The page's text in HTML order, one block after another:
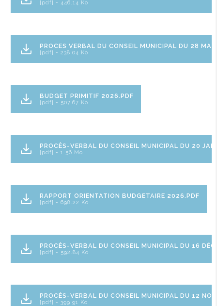
[pdf] - 446.14 Ko
PROCES VERBAL DU CONSEIL MUNICIPAL DU 28
[pdf] - 238.04 Ko
BUDGET PRIMITIF 2026.PDF
[pdf] - 507.67 Ko
PROCÈS-VERBAL DU CONSEIL MUNICIPAL DU 20
[pdf] - 1.56 Mo
RAPPORT ORIENTATION BUDGETAIRE 2026.PDF
[pdf] - 698.22 Ko
PROCÈS-VERBAL DU CONSEIL MUNICIPAL DU 16
[pdf] - 592.84 Ko
PROCÈS-VERBAL DU CONSEIL MUNICIPAL DU 12
[pdf] - 399.91 Ko